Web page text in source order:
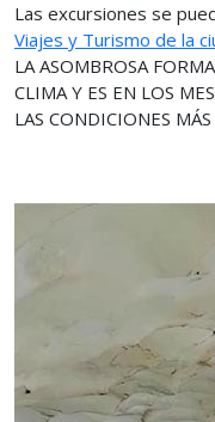
Las excursiones se
Viajes y Turismo de la
LA ASOMBROSA
CLIMA Y ES EN LOS
LAS CONDICIONES